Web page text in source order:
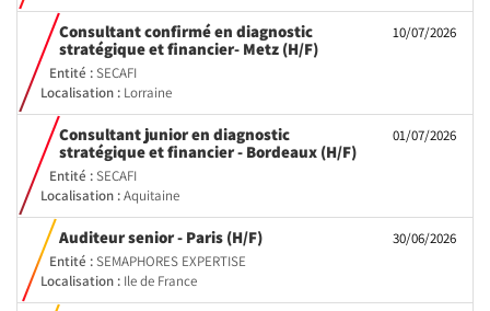
10/07/2026
Consultant confirmé en diagnostic
stratégique et financier- Metz (H/F)(Nouvelle
Entité :SECAFI
Localisation : Lorraine
01/07/2026
Consultant junior en diagnostic
stratégique et financier - Bordeaux (H/F)(Nouvelle
Entité :SECAFI
Localisation :Aquitaine
30/06/2026
Auditeur senior - Paris (H/F)(Nouvelle
Entité :SEMAPHORES EXPERTISE
Localisation : Ile de France